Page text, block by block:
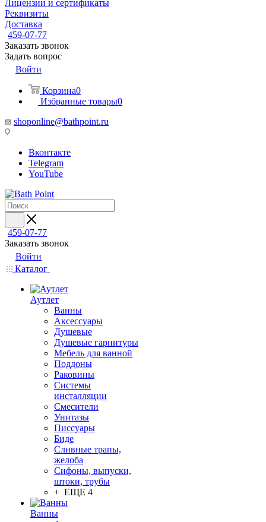
Лицензии и сертификаты
Реквизиты
Доставка
459-07-77
Заказать звонок
Задать вопрос
Войти
Корзина0
Избранные товары0
shoponline@bathpoint.ru
Вконтакте
Telegram
YouTube
459-07-77
Заказать звонок
Войти
Каталог
Аутлет
Ванны
Аксессуары
Душевые
Душевые гарнитуры
Мебель для ванной
Поддоны
Раковины
Системы
инсталляции
Смесители
Унитазы
Писсуары
Биде
Сливные трапы,
желоба
Сифоны, выпуски,
штоки, трубы
+ ЕЩЕ 4
Ванны